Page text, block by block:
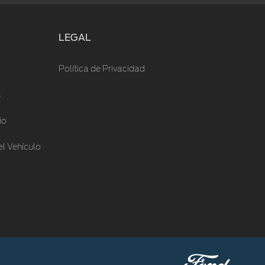
Vehículo
LEGAL
Política de Privacidad